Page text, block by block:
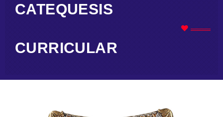
CATEQUESIS
CURRICULAR